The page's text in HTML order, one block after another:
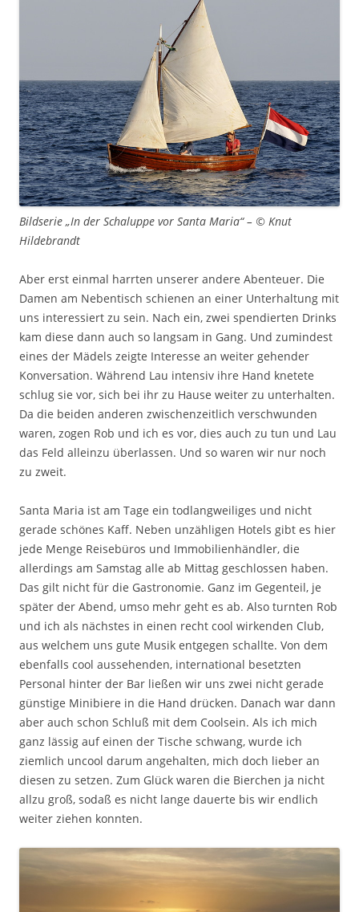
Bildserie „In der Schaluppe vor Santa Maria“ – © Knut
Hildebrandt
Aber erst einmal harrten unserer andere Abenteuer. Die
Damen am Nebentisch schienen an einer Unterhaltung mit
uns interessiert zu sein. Nach ein, zwei spendierten Drinks
kam diese dann auch so langsam in Gang. Und zumindest
eines der Mädels zeigte Interesse an weiter gehender
Konversation. Während Lau intensiv ihre Hand knetete
schlug sie vor, sich bei ihr zu Hause weiter zu unterhalten.
Da die beiden anderen zwischenzeitlich verschwunden
waren, zogen Rob und ich es vor, dies auch zu tun und Lau
das Feld alleinzu überlassen. Und so waren wir nur noch
zu zweit.
Santa Maria ist am Tage ein todlangweiliges und nicht
gerade schönes Kaff. Neben unzähligen Hotels gibt es hier
jede Menge Reisebüros und Immobilienhändler, die
allerdings am Samstag alle ab Mittag geschlossen haben.
Das gilt nicht für die Gastronomie. Ganz im Gegenteil, je
später der Abend, umso mehr geht es ab. Also turnten Rob
und ich als nächstes in einen recht cool wirkenden Club,
aus welchem uns gute Musik entgegen schallte. Von dem
ebenfalls cool aussehenden, international besetzten
Personal hinter der Bar ließen wir uns zwei nicht gerade
günstige Minibiere in die Hand drücken. Danach war dann
aber auch schon Schluß mit dem Coolsein. Als ich mich
ganz lässig auf einen der Tische schwang, wurde ich
ziemlich uncool darum angehalten, mich doch lieber an
diesen zu setzen. Zum Glück waren die Bierchen ja nicht
allzu groß, sodaß es nicht lange dauerte bis wir endlich
weiter ziehen konnten.